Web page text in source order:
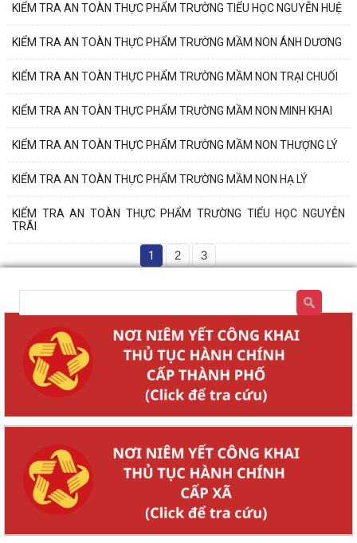
KIỂM TRA AN TOÀN THỰC PHẨM TRƯỜNG TIỂU HỌC NGUYỄN HUỆ
KIỂM TRA AN TOÀN THỰC PHẨM TRƯỜNG MẦM NON ÁNH DƯƠNG
KIỂM TRA AN TOÀN THỰC PHẨM TRƯỜNG MẦM NON TRẠI CHUỐI
KIỂM TRA AN TOÀN THỰC PHẨM TRƯỜNG MẦM NON MINH KHAI
KIỂM TRA AN TOÀN THỰC PHẨM TRƯỜNG MẦM NON THƯỢNG LÝ
KIỂM TRA AN TOÀN THỰC PHẨM TRƯỜNG MẦM NON HẠ LÝ
KIỂM TRA AN TOÀN THỰC PHẨM TRƯỜNG TIỂU HỌC NGUYỄN
TRÃI
1 2 3